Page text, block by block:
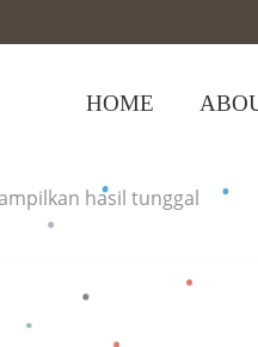
HOME
>Shop>Popok Salur
hasil tunggal